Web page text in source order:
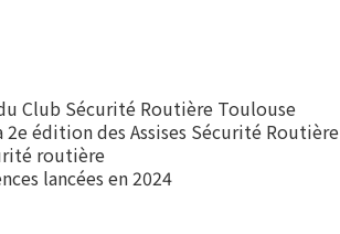
Club Sécurité Routière Toulouse
édition des Assises Sécurité Routière
routière
lancées en 2024